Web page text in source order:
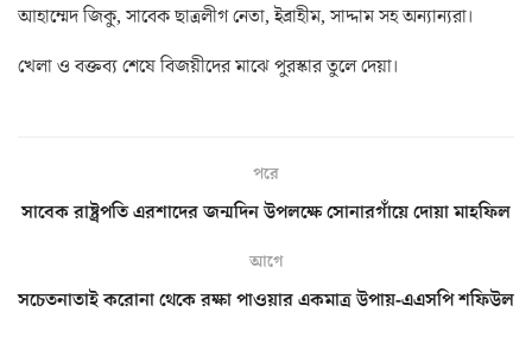
আহাম্মেদ জিকু, সাবেক ছাত্রলীগ নেতা, ইব্রাহীম, সাদ্দাম সহ অন্যান্যরা।
খেলা ও বক্তব্য শেষে বিজয়ীদের মাঝে পুরস্কার তুলে দেয়া।
পরে
সাবেক রাষ্ট্রপতি এরশাদের জন্মদিন উপলক্ষে সোনারগাঁয়ে দোয়া মাহফিল
আগে
সচেতনাতাই করোনা থেকে রক্ষা পাওয়ার একমাত্র উপায়-এএসপি শফিউল